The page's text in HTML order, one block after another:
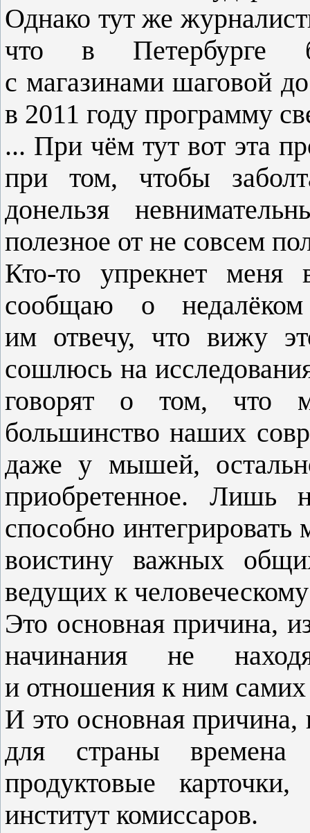
Однако тут же
что в Петербурге
с магазинами шаговой
в 2011 году программу
... При чём тут вот эта
при том, чтобы
донельзя
полезное от не совсем
Кто-то упрекнет
сообщаю о
им отвечу, что вижу
сошлюсь на
говорят о том, что
большинство наших
даже у мышей,
приобретенное. Лишь
способно
воистину важных
ведущих к
Это основная причина,
начинания не
и отношения к ним
И это основная причина,
для страны времена
продуктовые
институт комиссаров.